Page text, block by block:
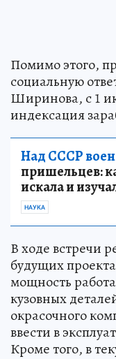
Помимо этого,
социальную
Ширинова, с 1
индексация
Над СССР
пришельцев:
искала и
НАУКА
В ходе встречи
будущих
мощность
кузовных
окрасочного
ввести в
Кроме того, в